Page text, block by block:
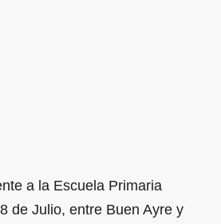
a la Escuela Primaria
de Julio, entre Buen Ayre y